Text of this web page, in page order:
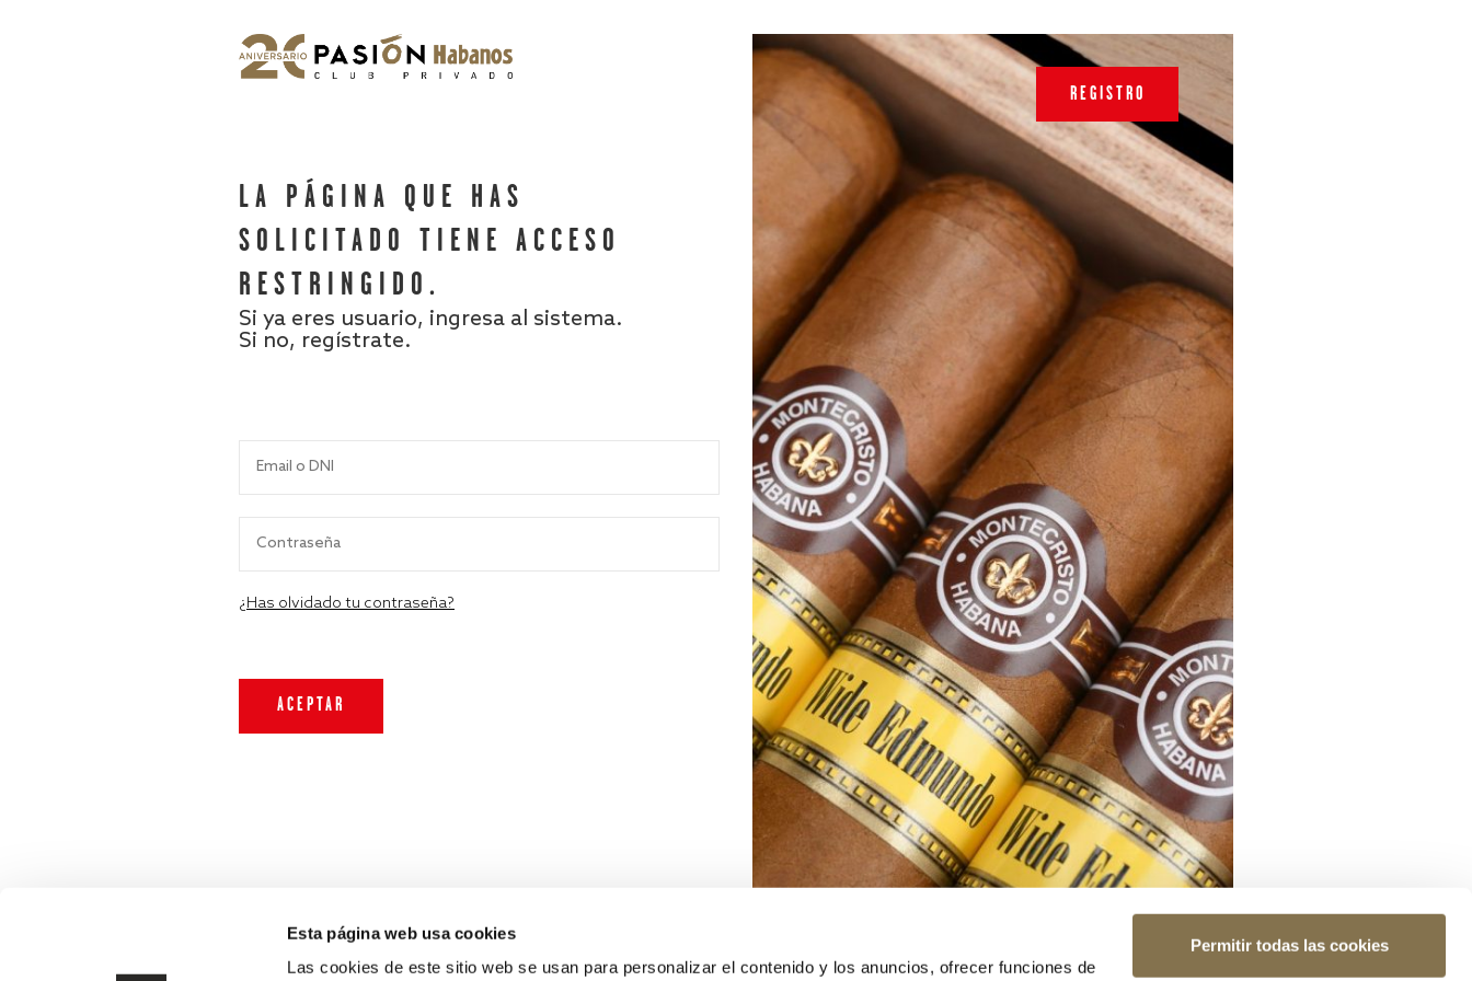
Esta página web usa cookies
Las cookies de este sitio web se usan para personalizar el contenido y los anuncios, ofrecer funciones de
Permitir todas las cookies
LA PÁGINA QUE HAS
SOLICITADO TIENE ACCESO
RESTRINGIDO.
Si ya eres usuario, ingresa al sistema.
Si no, regístrate.
¿Has olvidado tu contraseña?
REGISTRO